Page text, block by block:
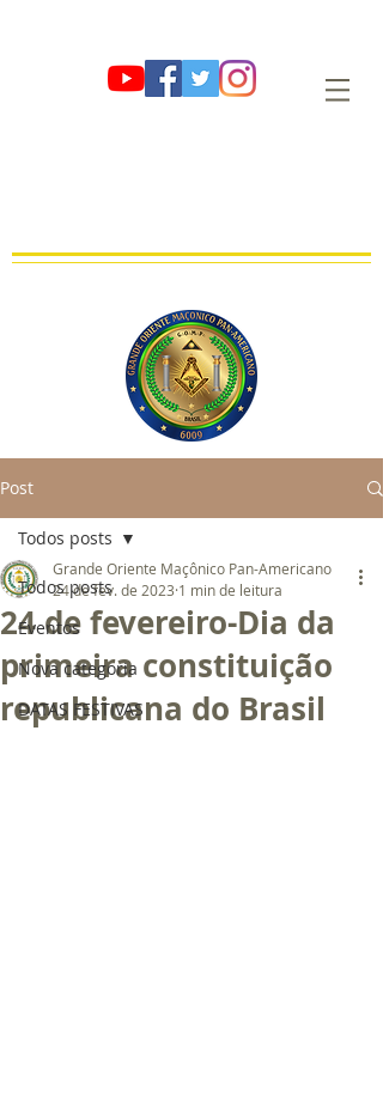
Post
Todos posts
Eventos
Nova categoria
DATAS FESTIVAS
Todos posts
24 de fevereiro-Dia da
primeira constituição
republicana do Brasil
Grande Oriente Maçônico Pan-Americano
24 de fev. de 2023 1 min de leitura